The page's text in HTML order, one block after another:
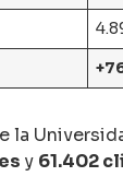
y 61.402